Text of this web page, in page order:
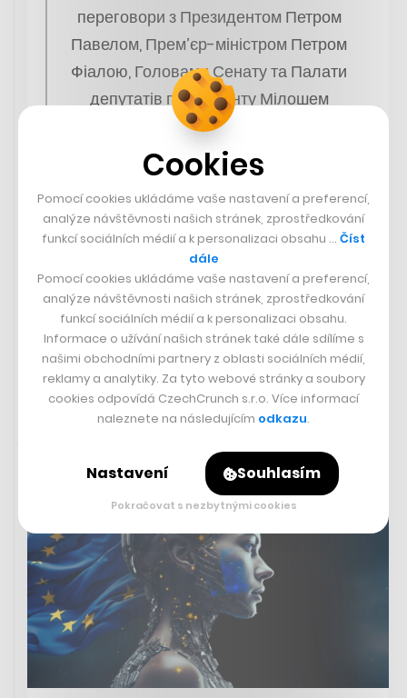
переговори з Президентом Петром
Павелом, Прем’єр-міністром Петром
Фіалою, Головами Сенату та Палати
депутатів парламенту Мілошем
Вистрчілом та Маркетою Пекаровою
Адамовою, зустрінуся з членами
уряду, парламенту, представниками
ЗМІ. У центрі…
— Volodymyr Zelenskyy /
Володимир Зеленський
(@ZelenskyyUa) July 6, 2023
Cookies
Pomocí cookies ukládáme vaše nastavení a preferencí,
analýze návštěvnosti našich stránek, zprostředkování
funkcí sociálních médií a k personalizaci obsahu … Číst
dále
Pomocí cookies ukládáme vaše nastavení a preferencí,
analýze návštěvnosti našich stránek, zprostředkování
funkcí sociálních médií a k personalizaci obsahu.
Informace o užívání našich stránek také dále sdílíme s
našimi obchodními partnery z oblasti sociálních médií,
reklamy a analytiky. Za tyto webové stránky a soubory
cookies odpovídá CzechCrunch s.r.o. Více informací
naleznete na následujícím odkazu.
Nastavení Souhlasím
Pokračovat s nezbytnými cookies